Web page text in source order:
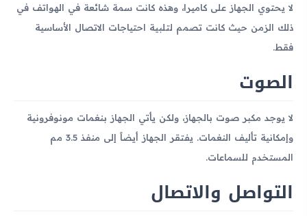
لا يحتوي الجهاز على كاميرا، وهذه كانت سمة شائعة في الهواتف في
ذلك الزمن حيث كانت تصمم لتلبية احتياجات الاتصال الأساسية
فقط.
الصوت
لا يوجد مكبر صوت بالجهاز، ولكن يأتي الجهاز بنغمات مونوفرونية
وإمكانية تأليف النغمات. يفتقر الجهاز أيضاً إلى منفذ 3.5 مم
المستخدم للسماعات.
التواصل والاتصال